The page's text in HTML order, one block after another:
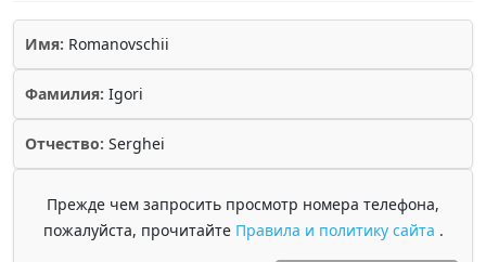
Имя: Romanovschii
Фамилия: Igori
Отчество: Serghei
Прежде чем запросить просмотр номера телефона,
пожалуйста, прочитайте Правила и политику сайта .